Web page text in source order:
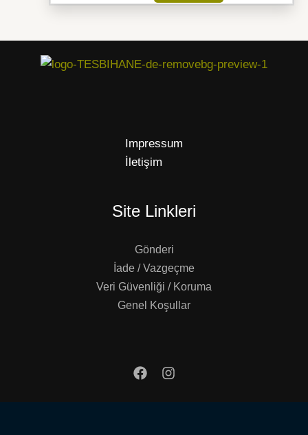
Impressum
İletişim
Site Linkleri
Gönderi
İade / Vazgeçme
Veri Güvenliği / Koruma
Genel Koşullar